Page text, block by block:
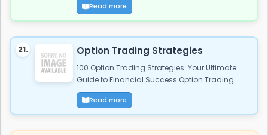
Read more
21. Option Trading Strategies
100 Option Trading Strategies: Your Ultimate
Guide to Financial Success Option Trading...
Read more